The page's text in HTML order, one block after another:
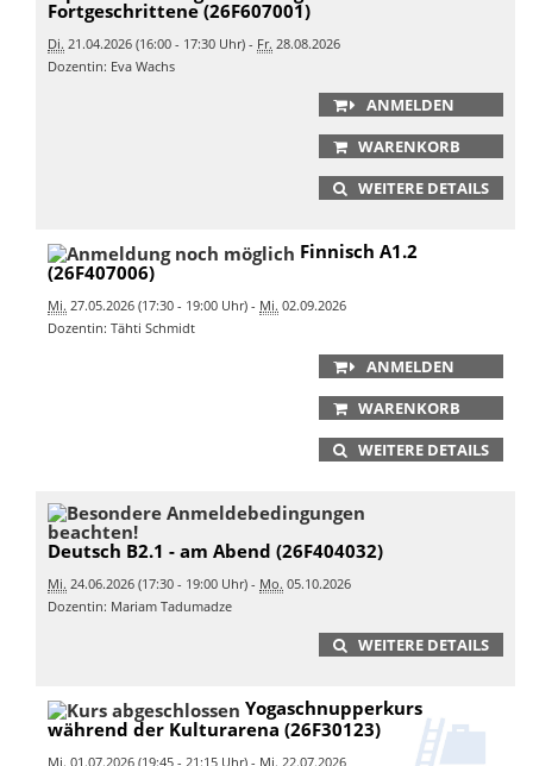
Fortgeschrittene (26F607001)
Di. 21.04.2026 (16:00 - 17:30 Uhr) - Fr. 28.08.2026
Dozentin: Eva Wachs
ANMELDEN
WARENKORB
WEITERE DETAILS
Finnisch A1.2
(26F407006)
Mi. 27.05.2026 (17:30 - 19:00 Uhr) - Mi. 02.09.2026
Dozentin: Tähti Schmidt
ANMELDEN
WARENKORB
WEITERE DETAILS
Deutsch B2.1 - am Abend (26F404032)
Mi. 24.06.2026 (17:30 - 19:00 Uhr) - Mo. 05.10.2026
Dozentin: Mariam Tadumadze
WEITERE DETAILS
Yogaschnupperkurs
während der Kulturarena (26F30123)
Mi. 01.07.2026 (19:45 - 21:15 Uhr) - Mi. 22.07.2026